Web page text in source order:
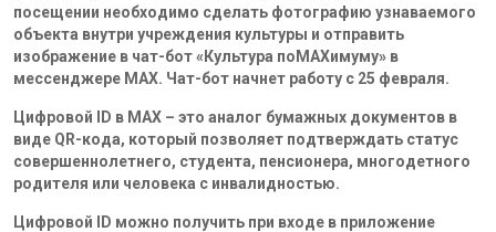
посещении необходимо сделать фотографию узнаваемого
объекта внутри учреждения культуры и отправить
изображение в чат-бот «Культура поMAXимуму» в
мессенджере MAX. Чат-бот начнет работу с 25 февраля.
Цифровой ID в MAX – это аналог бумажных документов в
виде QR-кода, который позволяет подтверждать статус
совершеннолетнего, студента, пенсионера, многодетного
родителя или человека с инвалидностью.
Цифровой ID можно получить при входе в приложение